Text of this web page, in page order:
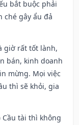
bắt buộc phải
ché gây ẩu đả
giờ rất tốt lành,
bán, kinh doanh
mừng. Mọi việc
thì sẽ khỏi, gia
Cầu tài thì không